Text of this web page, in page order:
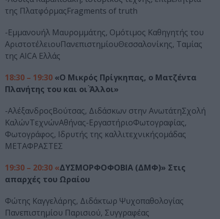
της ΠλατφόρμαςFragments of truth
-Εμμανουήλ Μαυρομμάτης, Ομότιμος Καθηγητής του
ΑριστοτέλειουΠανεπιστημίουΘεσσαλονίκης, Ταμίας
της AICA Ελλάς
18:30 – 19:30 «O Μικρός Πρίγκηπας, ο Ματζέντα
Πλανήτης του και οι ́Άλλοι»
-ΑλέξανδροςΒούτσας, Διδάσκων στην ΑνωτάτηΣχολή
ΚαλώνΤεχνώνΑθήνας-ΕργαστήριοΦωτογραφίας,
Φωτογράφος, Ιδρυτής της καλλιτεχνικήςομάδας
ΜΕΤΑΦΡΑΣΤΕΣ
19:30 – 20:30 «ΔΥΣΜΟΡΦΟΦΟΒΙΑ (ΔΜΦ)» Στις
απαρχές του Ωραίου
Φώτης Καγγελάρης, Διδάκτωρ Ψυχοπαθολογίας
Πανεπιστημίου Παρισιού, Συγγραφέας